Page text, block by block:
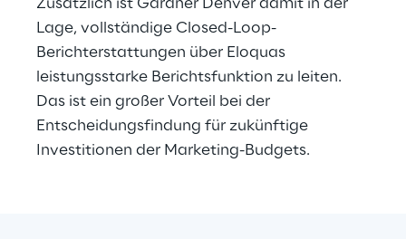
Zusätzlich ist Gardner Denver damit in der
Lage, vollständige Closed-Loop-
Berichterstattungen über Eloquas
leistungsstarke Berichtsfunktion zu leiten.
Das ist ein großer Vorteil bei der
Entscheidungsfindung für zukünftige
Investitionen der Marketing-Budgets.